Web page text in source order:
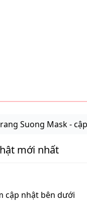
Suong Mask -
mới nhất
cập nhật bên dưới